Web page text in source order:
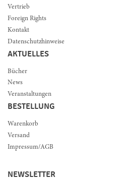
Vertrieb
Foreign Rights
Kontakt
Datenschutzhinweise
AKTUELLES
Bücher
News
Veranstaltungen
BESTELLUNG
Warenkorb
Versand
Impressum/AGB
NEWSLETTER